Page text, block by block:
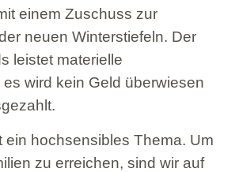
einem Zuschuss zur
neuen Winterstiefeln. Der
leistet materielle
wird kein Geld überwiesen
ein hochsensibles Thema. Um
zu erreichen, sind wir auf